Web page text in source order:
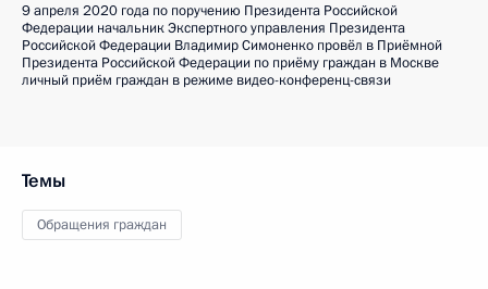
9 апреля 2020 года по поручению Президента Российской
Федерации начальник Экспертного управления Президента
Российской Федерации Владимир Симоненко провёл в Приёмной
Президента Российской Федерации по приёму граждан в Москве
личный приём граждан в режиме видео-конференц-связи
Темы
Обращения граждан